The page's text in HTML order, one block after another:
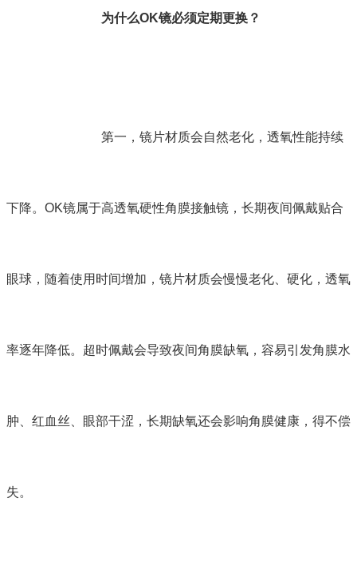
为什么OK镜必须定期更换？
第一，镜片材质会自然老化，透氧性能持续
下降。OK镜属于高透氧硬性角膜接触镜，长期夜间佩戴贴合
眼球，随着使用时间增加，镜片材质会慢慢老化、硬化，透氧
率逐年降低。超时佩戴会导致夜间角膜缺氧，容易引发角膜水
肿、红血丝、眼部干涩，长期缺氧还会影响角膜健康，得不偿
失。